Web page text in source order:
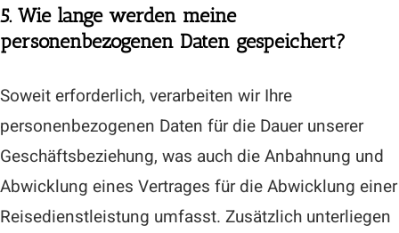
5. Wie lange werden meine
personenbezogenen Daten gespeichert?
Soweit erforderlich, verarbeiten wir Ihre
personenbezogenen Daten für die Dauer unserer
Geschäftsbeziehung, was auch die Anbahnung und
Abwicklung eines Vertrages für die Abwicklung einer
Reisedienstleistung umfasst. Zusätzlich unterliegen